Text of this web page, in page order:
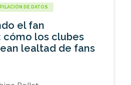
DE DATOS
el fan
los clubes
lealtad de fans